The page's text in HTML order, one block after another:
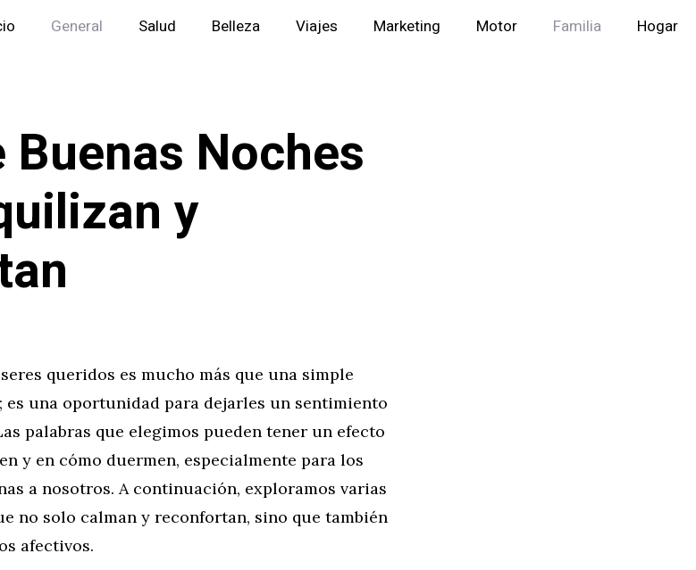
General Salud Belleza Viajes Marketing Motor Familia Hogar
Buenas Noches
y
queridos es mucho más que una simple
es una oportunidad para dejarles un sentimiento
palabras que elegimos pueden tener un efecto
y en cómo duermen, especialmente para los
a nosotros. A continuación, exploramos varias
no solo calman y reconfortan, sino que también
afectivos.